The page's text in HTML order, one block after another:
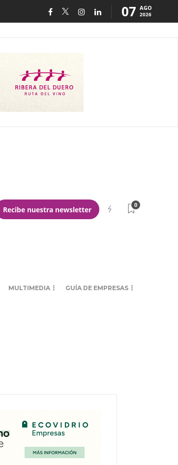
07 AGO
2026
Recibe nuestra newsletter
0
MULTIMEDIA GUÍA DE EMPRESAS